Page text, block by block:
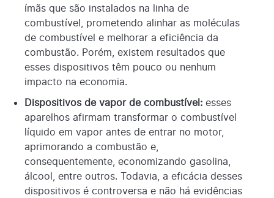
ímãs que são instalados na linha de
combustível, prometendo alinhar as moléculas
de combustível e melhorar a eficiência da
combustão. Porém, existem resultados que
esses dispositivos têm pouco ou nenhum
impacto na economia.
Dispositivos de vapor de combustível: esses
aparelhos afirmam transformar o combustível
líquido em vapor antes de entrar no motor,
aprimorando a combustão e,
consequentemente, economizando gasolina,
álcool, entre outros. Todavia, a eficácia desses
dispositivos é controversa e não há evidências